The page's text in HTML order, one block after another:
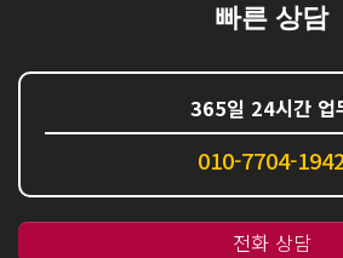
빠른 상담
365일 24시간 업
010-7704-
전화 상담